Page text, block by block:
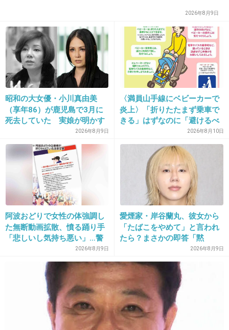
26. 匿名2019/04/09(火) 20:58:41
真性変態www
+76
27. 匿名2019/04/09(火) 20:58:53
ディズニー行きたいよー
そんなに遠くないのに、高くて行けない…
28. 匿名2019/04/09(火) 20:59:15
+9
2019/04/09(火) 20:59:51
2026年8月9日
昭和の大女優・小川真由美
（享年86）が鹿児島で3月に
死去していた 実娘が明かす
「毒母」の素顔と空白の晩年
2026年8月9日
〈満員山手線にベビーカーで
炎上〉「折りたたまず乗車で
きる」はずなのに「避けるべ
き」「みんなで守るもの」と
賛否…JR東日本が示した見解
2026年8月10日
阿波おどりで女性の体強調し
た無断動画拡散、憤る踊り手
「悲しいし気持ち悪い」…警
2026年8月9日
愛煙家・岸谷蘭丸、彼女から
「たばこをやめて」と言われ
たら？まさかの即答「黙
2026年8月9日